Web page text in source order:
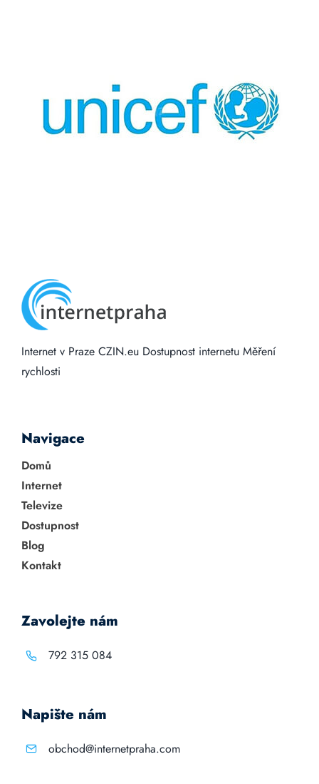
Internet v Praze CZIN.eu Dostupnost internetu Měření
rychlosti
Navigace
Domů
Internet
Televize
Dostupnost
Blog
Kontakt
Zavolejte nám
792 315 084
Napište nám
obchod@internetpraha.com